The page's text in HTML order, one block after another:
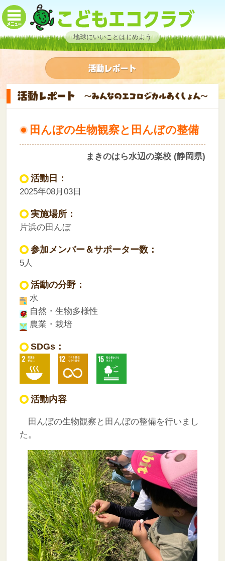
地球にいいことはじめよう
田んぼの生物観察と田んぼの整備
まきのはら水辺の楽校 (静岡県)
活動日：
2025年08月03日
実施場所：
片浜の田んぼ
参加メンバー＆サポーター数：
5人
活動の分野：
水
自然・生物多様性
農業・栽培
SDGs：
活動内容
田んぼの生物観察と田んぼの整備を行いまし
た。